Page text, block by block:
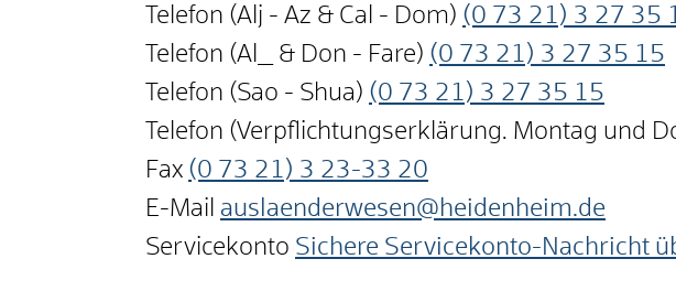
Telefon (Alj - Az & Cal - Dom) (0 73 21) 3 27 35
Telefon (Al_ & Don - Fare) (0 73 21) 3 27 35 15
Telefon (Sao - Shua) (0 73 21) 3 27 35 15
Telefon (Verpflichtungserklärung. Montag und
Fax (0 73 21) 3 23-33 20
E-Mail auslaenderwesen@heidenheim.de
Servicekonto Sichere Servicekonto-Nachricht